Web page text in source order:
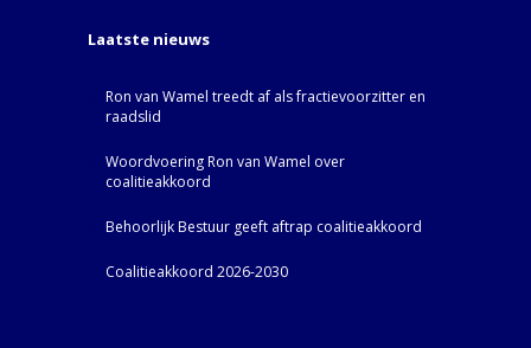
Laatste nieuws
Ron van Wamel treedt af als fractievoorzitter en
raadslid
Woordvoering Ron van Wamel over
coalitieakkoord
Behoorlijk Bestuur geeft aftrap coalitieakkoord
Coalitieakkoord 2026-2030